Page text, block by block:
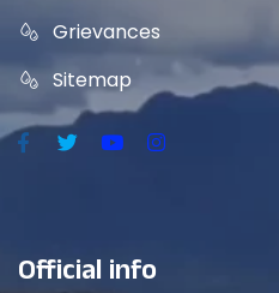
Grievances
Sitemap
Official info